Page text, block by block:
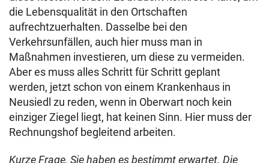
die Lebensqualität in den Ortschaften
aufrechtzuerhalten. Dasselbe bei den
Verkehrsunfällen, auch hier muss man in
Maßnahmen investieren, um diese zu vermeiden.
Aber es muss alles Schritt für Schritt geplant
werden, jetzt schon von einem Krankenhaus in
Neusiedl zu reden, wenn in Oberwart noch kein
einziger Ziegel liegt, hat keinen Sinn. Hier muss der
Rechnungshof begleitend arbeiten.
Kurze Frage, Sie haben es bestimmt erwartet. Die